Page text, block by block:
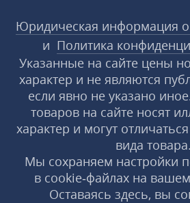
Юридическая информация о
и Политика
Указанные на сайте цены
характер и не являются
если явно не указано
товаров на сайте носят
характер и могут
вида товара.
Мы сохраняем настройки
в cookie‑файлах на
Оставаясь здесь, вы